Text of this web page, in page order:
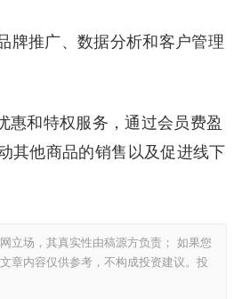
牌推广、数据分析和客户管理
惠和特权服务，通过会员费盈
其他商品的销售以及促进线下
立场，其真实性由稿源方负责； 如果您
章内容仅供参考，不构成投资建议。投